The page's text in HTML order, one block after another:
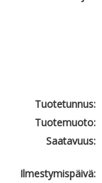
Tuotetunnus:
Tuotemuoto:
Saatavuus:
Ilmestymispäivä: